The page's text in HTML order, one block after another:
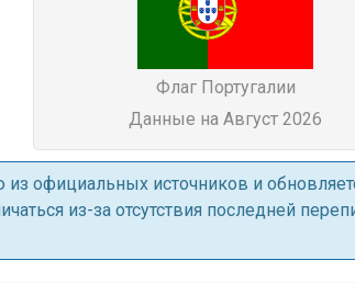
Флаг Португалии
Данные на Август 2026
официальных источников и
из-за отсутствия последней